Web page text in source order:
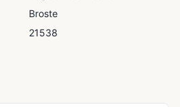
Broste
21538